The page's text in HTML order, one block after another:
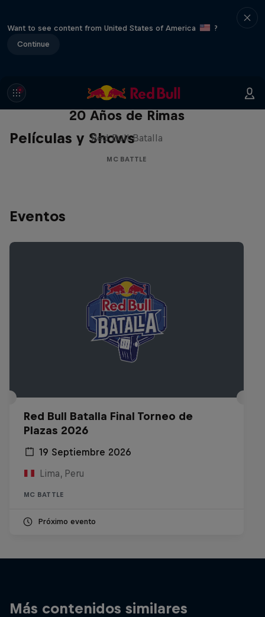
Want to see content from United States of America
?
Continue
Películas y Shows
Red Bull Batalla Nueva Historia:
20 Años de Rimas
Red Bull Batalla
MC BATTLE
Eventos
Red Bull Batalla Final Torneo de
Plazas 2026
19 Septiembre 2026
Lima, Peru
MC BATTLE
Próximo evento
Más contenidos similares